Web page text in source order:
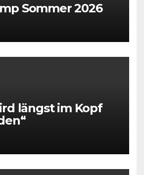
Sommer 2026
längst im Kopf